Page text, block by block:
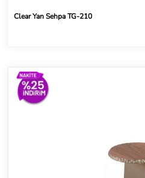
Clear Yan Sehpa TG-210